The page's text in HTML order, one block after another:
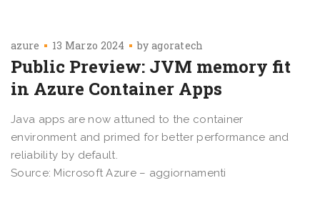
azure 13 Marzo 2024 by agoratech
Public Preview: JVM memory fit
in Azure Container Apps
Java apps are now attuned to the container
environment and primed for better performance and
reliability by default.
Source: Microsoft Azure – aggiornamenti